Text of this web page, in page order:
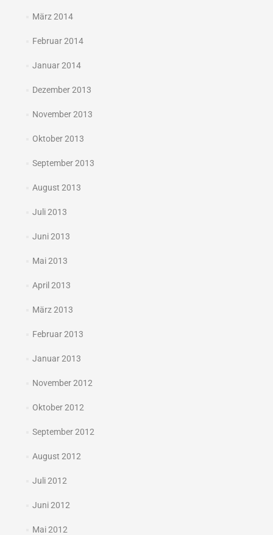
März 2014
Februar 2014
Januar 2014
Dezember 2013
November 2013
Oktober 2013
September 2013
August 2013
Juli 2013
Juni 2013
Mai 2013
April 2013
März 2013
Februar 2013
Januar 2013
November 2012
Oktober 2012
September 2012
August 2012
Juli 2012
Juni 2012
Mai 2012